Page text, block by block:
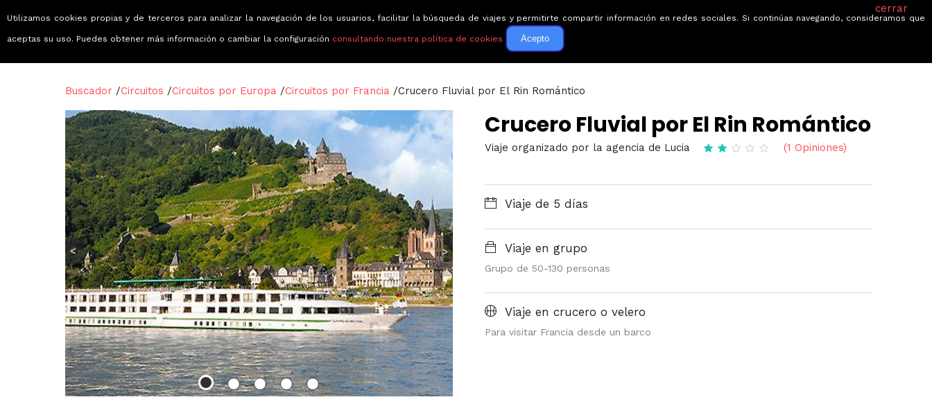
Circuitos Guías de viaje Ofertas Blog Quiénes somos
Buscador /Circuitos /Circuitos por Europa /Circuitos por Francia /Crucero Fluvial por El Rin Romántico
< >
Crucero Fluvial por El Rin Romántico
Viaje organizado por la agencia de Lucia (1 Opiniones)
Viaje de 5 días
Viaje en grupo
Grupo de 50-130 personas
Viaje en crucero o velero
Para visitar Francia desde un barco
cerrar
Utilizamos cookies propias y de terceros para analizar la navegación de los usuarios, facilitar la búsqueda de viajes y permitirte compartir información en redes sociales. Si continúas navegando, consideramos que
aceptas su uso. Puedes obtener más información o cambiar la configuración consultando nuestra política de cookies Acepto